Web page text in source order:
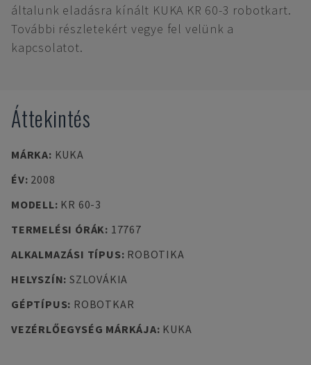
általunk eladásra kínált KUKA KR 60-3 robotkart.
További részletekért vegye fel velünk a
kapcsolatot.
Áttekintés
MÁRKA: KUKA
ÉV: 2008
MODELL: KR 60-3
TERMELÉSI ÓRÁK: 17767
ALKALMAZÁSI TÍPUS: ROBOTIKA
HELYSZÍN: SZLOVÁKIA
GÉPTÍPUS: ROBOTKAR
VEZÉRLŐEGYSÉG MÁRKÁJA: KUKA